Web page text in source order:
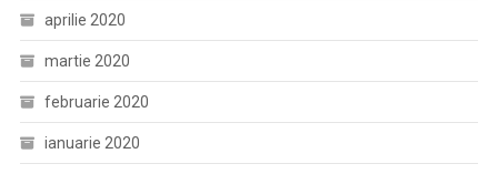
aprilie 2020
martie 2020
februarie 2020
ianuarie 2020